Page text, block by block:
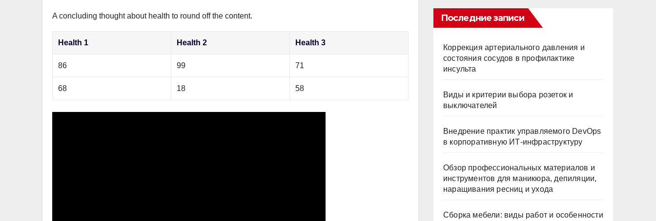
A concluding thought about health to round off the content.
Health 1 Health 2 Health 3
86 99 71
68 18 58
Последние записи
Коррекция артериального давления и
состояния сосудов в профилактике
инсульта
Виды и критерии выбора розеток и
выключателей
Внедрение практик управляемого DevOps
в корпоративную ИТ-инфраструктуру
Обзор профессиональных материалов и
инструментов для маникюра, депиляции,
наращивания ресниц и ухода
Сборка мебели: виды работ и особенности